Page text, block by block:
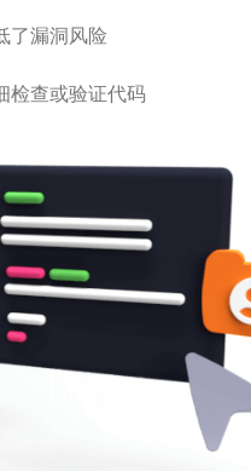
了漏洞风险
检查或验证代码